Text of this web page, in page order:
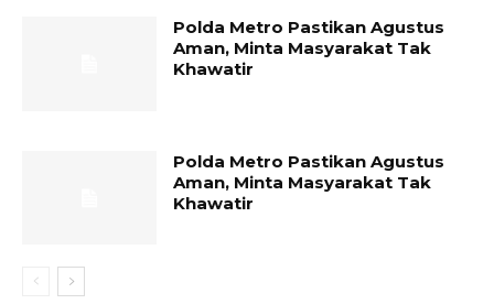
Polda Metro Pastikan Agustus
Aman, Minta Masyarakat Tak
Khawatir
Polda Metro Pastikan Agustus
Aman, Minta Masyarakat Tak
Khawatir